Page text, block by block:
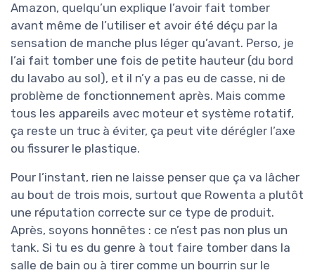
Amazon, quelqu’un explique l’avoir fait tomber
avant même de l’utiliser et avoir été déçu par la
sensation de manche plus léger qu’avant. Perso, je
l’ai fait tomber une fois de petite hauteur (du bord
du lavabo au sol), et il n’y a pas eu de casse, ni de
problème de fonctionnement après. Mais comme
tous les appareils avec moteur et système rotatif,
ça reste un truc à éviter, ça peut vite dérégler l’axe
ou fissurer le plastique.
Pour l’instant, rien ne laisse penser que ça va lâcher
au bout de trois mois, surtout que Rowenta a plutôt
une réputation correcte sur ce type de produit.
Après, soyons honnêtes : ce n’est pas non plus un
tank. Si tu es du genre à tout faire tomber dans la
salle de bain ou à tirer comme un bourrin sur le